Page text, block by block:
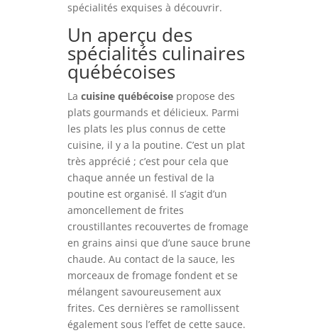
spécialités exquises à découvrir.
Un aperçu des
spécialités culinaires
québécoises
La cuisine québécoisepropose des
plats gourmands et délicieux. Parmi
les plats les plus connus de cette
cuisine, il y a la poutine. C’est un plat
très apprécié ; c’est pour cela que
chaque année un festival de la
poutine est organisé. Il s’agit d’un
amoncellement de frites
croustillantes recouvertes de fromage
en grains ainsi que d’une sauce brune
chaude. Au contact de la sauce, les
morceaux de fromage fondent et se
mélangent savoureusement aux
frites. Ces dernières se ramollissent
également sous l’effet de cette sauce.